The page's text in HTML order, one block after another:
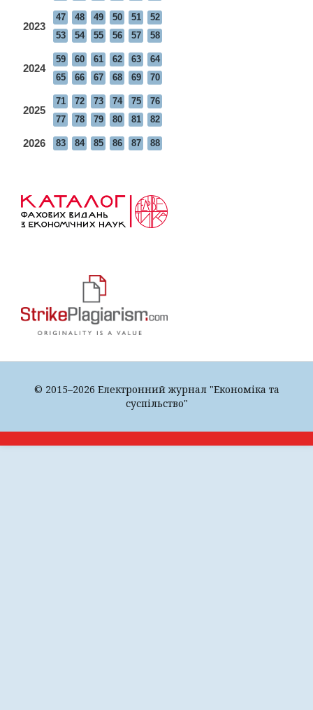
2023
47 48 49 50 51
52
53
54 55 56 57 58
2024
59 60 61 62 63
64
65
66 67 68 69 70
2025
71 72 73 74 75
76
77
78 79 80 81 82
2026 83 84 85 86 87 88
© 2015–2026 Електронний журнал "Економіка та
суспільство"